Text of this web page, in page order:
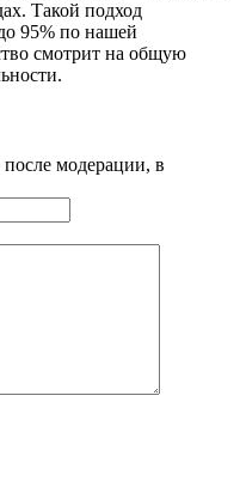
Такой подход
95% по нашей
смотрит на общую
модерации, в